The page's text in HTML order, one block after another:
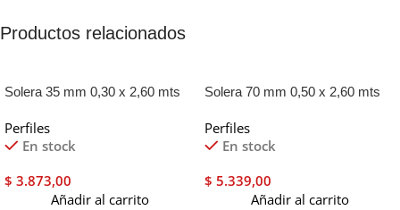
Productos relacionados
Solera 35 mm 0,30 x 2,60 mts
Perfiles
En stock
$ 3.873,00
Añadir al carrito
Solera 70 mm 0,50 x 2,60 mts
Perfiles
En stock
$ 5.339,00
Añadir al carrito